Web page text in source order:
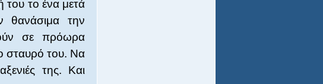
του το ένα μετά
θανάσιμα την
σε πρόωρα
σταυρό του. Να
της. Και